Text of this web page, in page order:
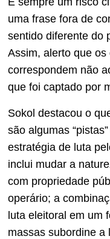
uma frase fora de
sentido diferente do
Assim, alerto que
correspondem não
que foi captado por
Sokol destacou o
são algumas
estratégia de luta
inclui mudar a
com propriedade
operário; a
luta eleitoral em um
massas subordine a